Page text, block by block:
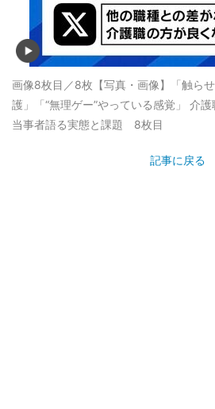
画像8枚目／8枚 【写真・画像】「触ら
護」「“無理ゲー”やっている感覚」 介
当事者語る実態と課題 8枚目
記事に戻る